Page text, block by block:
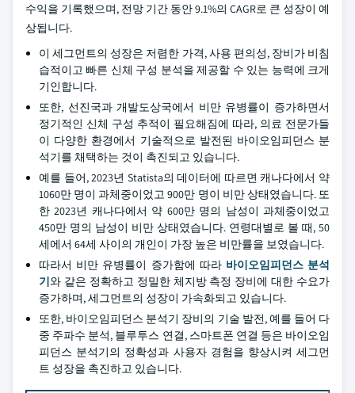
수익을 기록했으며, 전망 기간 동안 9.1%의 CAGR로 큰 성장이 예
상됩니다.
이 세그먼트의 성장은 저렴한 가격, 사용 편의성, 장비가 비침
습적이고 빠른 신체 구성 분석을 제공할 수 있는 능력에 크게
기인합니다.
또한, 선진국과 개발도상국에서 비만 유병률이 증가하면서
정기적인 신체 구성 추적이 필요해짐에 따라, 의료 전문가들
이 다양한 환경에서 기술적으로 발전된 바이오임피던스 분
석기를 채택하는 것이 촉진되고 있습니다.
예를 들어, 2023년 Statista의 데이터에 따르면 캐나다에서 약
1060만 명이 과체중이었고 900만 명이 비만 상태였습니다. 또
한 2023년 캐나다에서 약 600만 명의 남성이 과체중이었고
450만 명의 남성이 비만 상태였습니다. 연령대별로 볼 때, 50
세에서 64세 사이의 개인이 가장 높은 비만률을 보였습니다.
따라서 비만 유병률이 증가함에 따라 바이오임피던스 분석
기와 같은 정확하고 정밀한 체지방 측정 장비에 대한 수요가
증가하며, 세그먼트의 성장이 가속화되고 있습니다.
또한, 바이오임피던스 분석기 장비의 기술 발전, 예를 들어 다
중 주파수 분석, 블루투스 연결, 스마트폰 연결 등은 바이오임
피던스 분석기의 정확성과 사용자 경험을 향상시켜 세그먼
트 성장을 촉진하고 있습니다.